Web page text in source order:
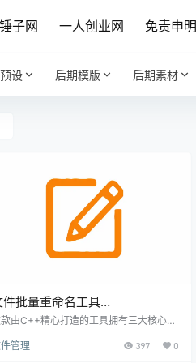
子网 一人创业网 免责申明
设 后期模版 后期素材
件批量重命名工具
v2.2.2 【软件个锤
由C++精心打造的工具拥有三大核心优
安装即开即用 ✓ 全系统兼容 - 从XP到
管理 397 0